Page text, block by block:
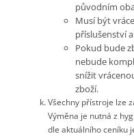
původním
Musí být
příslušenství
Pokud bude
nebude
snížit
zboží.
Všechny přístroje lze
Výměna je nutná z
dle aktuálního ceníku